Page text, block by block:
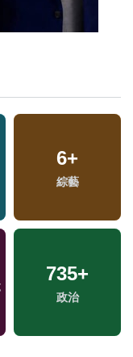
6+
綜藝
735+
政治